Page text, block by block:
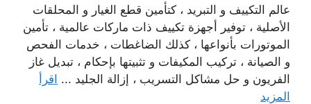
عالم التكييف و التبريد ، كتأمين قطع الغيار و المحلقات
الأصلية ، توفير أجهزة تكييف ذات ماركات عالمية ، تأمين
الموتورات بأنواعها ، كذلك الضاغطات ، خدمات الفحص
و الصيانة ، تركيب المكيفات و تثبيتها بإحكام ، تبديل غاز
الفريون و حل مشاكل التسريب ، إزالة الجليد ... اقرأ
المزيد